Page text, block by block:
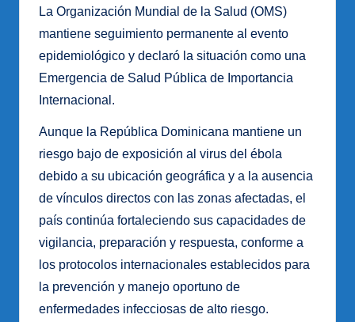
La Organización Mundial de la Salud (OMS)
mantiene seguimiento permanente al evento
epidemiológico y declaró la situación como una
Emergencia de Salud Pública de Importancia
Internacional.
Aunque la República Dominicana mantiene un
riesgo bajo de exposición al virus del ébola
debido a su ubicación geográfica y a la ausencia
de vínculos directos con las zonas afectadas, el
país continúa fortaleciendo sus capacidades de
vigilancia, preparación y respuesta, conforme a
los protocolos internacionales establecidos para
la prevención y manejo oportuno de
enfermedades infecciosas de alto riesgo.